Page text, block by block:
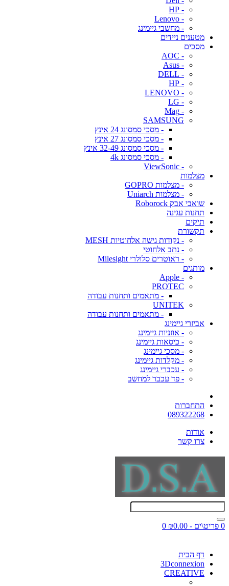
- HP
- Lenovo
- מחשבי גיימינג
מטענים ניידים
מסכים
- AOC
- Asus
- DELL
- HP
- LENOVO
- LG
- Mag
SAMSUNG
- מסכי סמסונג 24 אינץ
- מסכי סמסונג 27 אינץ
- מסכי סמסונג 32-49 אינץ
- מסכי סמסונג 4k
- ViewSonic
מצלמות
- מצלמות GOPRO
- מצלמות Uniarch
שואבי אבק Roborock
תחנות עגינה
תיקים
תקשורת
- נקודות גישה אלחוטיות MESH
- נתב אלחוטי
- ראוטרים סלולרי Milesight
מותגים
- Apple
PROTEC
- מתאמים ותחנות עבודה
UNITEK
- מתאמים ותחנות עבודה
אביזרי גיימינג
- אוזניות גיימינג
- כיסאות גיימינג
- מסכי גיימינג
- מקלדות גיימינג
- עכברי גיימינג
- פד עכבר למחשב
התחברות
089322268
אודות
צרו קשר
0 פריט\ים - ₪0.00 0
דף הבית
3Dconnexion
CREATIVE